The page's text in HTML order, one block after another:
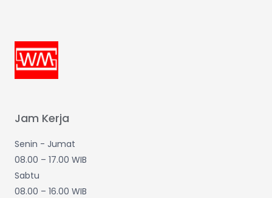
Jam Kerja
Senin - Jumat
08.00 – 17.00 WIB
Sabtu
08.00 – 16.00 WIB